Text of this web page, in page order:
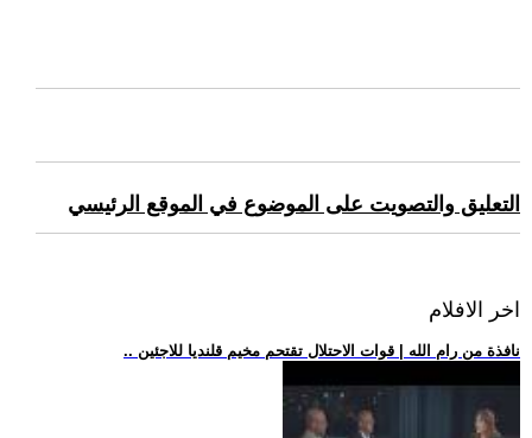
التعليق والتصويت على الموضوع في الموقع الرئيسي
اخر الافلام
.. نافذة من رام الله | قوات الاحتلال تقتحم مخيم قلنديا للاجئين